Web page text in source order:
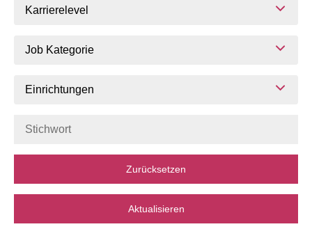
Karrierelevel
Job Kategorie
Einrichtungen
Zurücksetzen
Aktualisieren